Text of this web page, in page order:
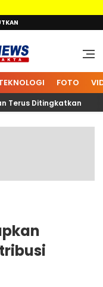
FOTO
Ditingkatkan